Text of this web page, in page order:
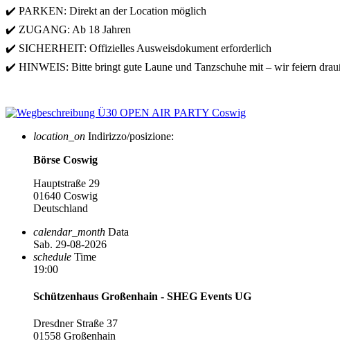
✔️ PARKEN: Direkt an der Location möglich
✔️ ZUGANG: Ab 18 Jahren
✔️ SICHERHEIT: Offizielles Ausweisdokument erforderlich
✔️ HINWEIS: Bitte bringt gute Laune und Tanzschuhe mit – wir feiern
location_on Indirizzo/posizione:
Börse Coswig
Hauptstraße 29
01640 Coswig
Deutschland
calendar_month Data
Sab. 29-08-2026
schedule Time
19:00
Schützenhaus Großenhain - SHEG Events UG
Dresdner Straße 37
01558 Großenhain